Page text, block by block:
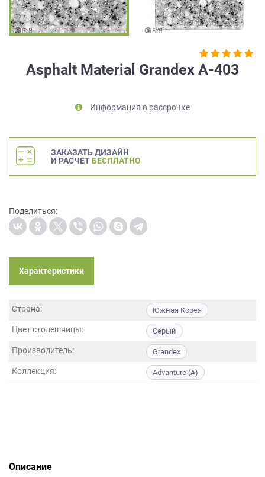
Asphalt Material Grandex A-403
Информация о рассрочке
ЗАКАЗАТЬ ДИЗАЙН
И РАСЧЕТ БЕСПЛАТНО
Поделиться:
Характеристики
Страна: Южная Корея
Цвет столешницы: Серый
Производитель: Grandex
Коллекция: Advanture (A)
Описание
обработку
персональных
метрическими
программами
условиях
Политики
персональных
данных.